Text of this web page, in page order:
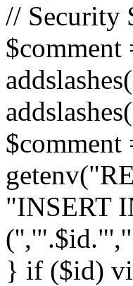
// Security
$comment
"INSERT
} if ($id)